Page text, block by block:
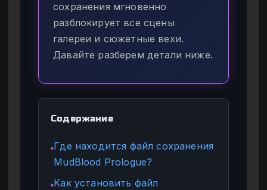
сохранения мгновенно
разблокирует все сцены
галереи и сюжетные вехи.
Давайте разберем детали ниже.
Содержание
●Где находится файл сохранения
MudBlood Prologue?
●Как установить файл